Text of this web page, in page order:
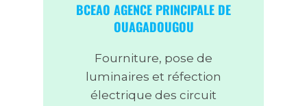
BCEAO AGENCE PRINCIPALE DE
OUAGADOUGOU
Fourniture, pose de
luminaires et réfection
électrique des circuit